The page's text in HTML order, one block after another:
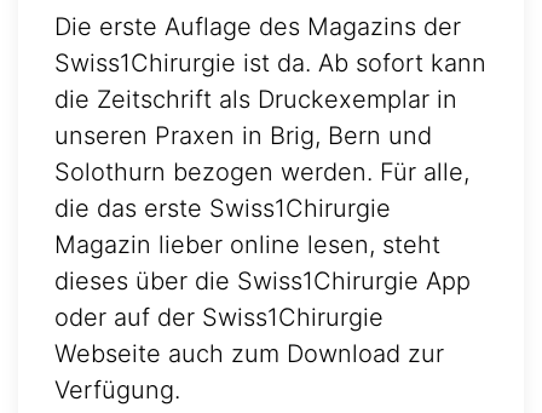
Die erste Auflage des Magazins der
Swiss1Chirurgie ist da. Ab sofort kann
die Zeitschrift als Druckexemplar in
unseren Praxen in Brig, Bern und
Solothurn bezogen werden. Für alle,
die das erste Swiss1Chirurgie
Magazin lieber online lesen, steht
dieses über die Swiss1Chirurgie App
oder auf der Swiss1Chirurgie
Webseite auch zum Download zur
Verfügung.